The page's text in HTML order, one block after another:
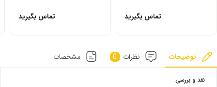
تماس بگیرید تماس بگیرید
توضیحات نظرات 0 مشخصات
نقد و بررسی